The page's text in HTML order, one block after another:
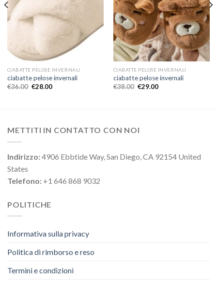
CIABATTE PELOSE INVERNALI
ciabatte pelose invernali
€36.00 €28.00
CIABATTE PELOSE INVERNALI
ciabatte pelose invernali
€38.00 €29.00
METTITI IN CONTATTO CON NOI
Indirizzo:4906 Ebbtide Way, San Diego, CA 92154 United
States
Telefono: +1 646 868 9032
POLITICHE
Informativa sulla privacy
Politica di rimborso e reso
Termini e condizioni